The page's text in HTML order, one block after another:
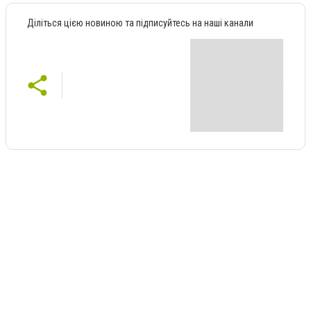
Діліться цією новиною та підписуйтесь на наші канали